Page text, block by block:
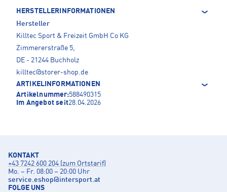
HERSTELLERINFORMATIONEN
Hersteller
Killtec Sport & Freizeit GmbH Co KG
Zimmererstraße 5,
DE - 21244 Buchholz
killtec@storer-shop.de
ARTIKELINFORMATIONEN
Artikelnummer:588490315
Im Angebot seit28.04.2026
KONTAKT
+43 7242 600 204 (zum Ortstarif)
Mo. – Fr. 08:00 – 20:00 Uhr
service.eshop@intersport.at
FOLGE UNS